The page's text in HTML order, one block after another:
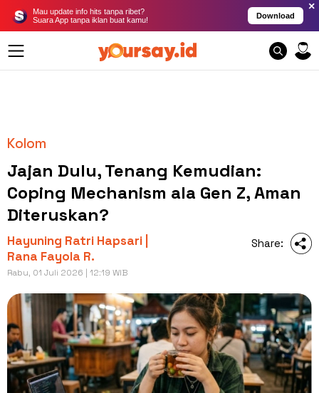
Mau update info hits tanpa ribet?
Suara App tanpa iklan buat kamu!
Download
×
Kolom
Jajan Dulu, Tenang Kemudian:
Coping Mechanism ala Gen Z, Aman
Diteruskan?
Hayuning Ratri Hapsari |
Rana Fayola R.
Rabu, 01 Juli 2026 | 12:19 WIB
Share: